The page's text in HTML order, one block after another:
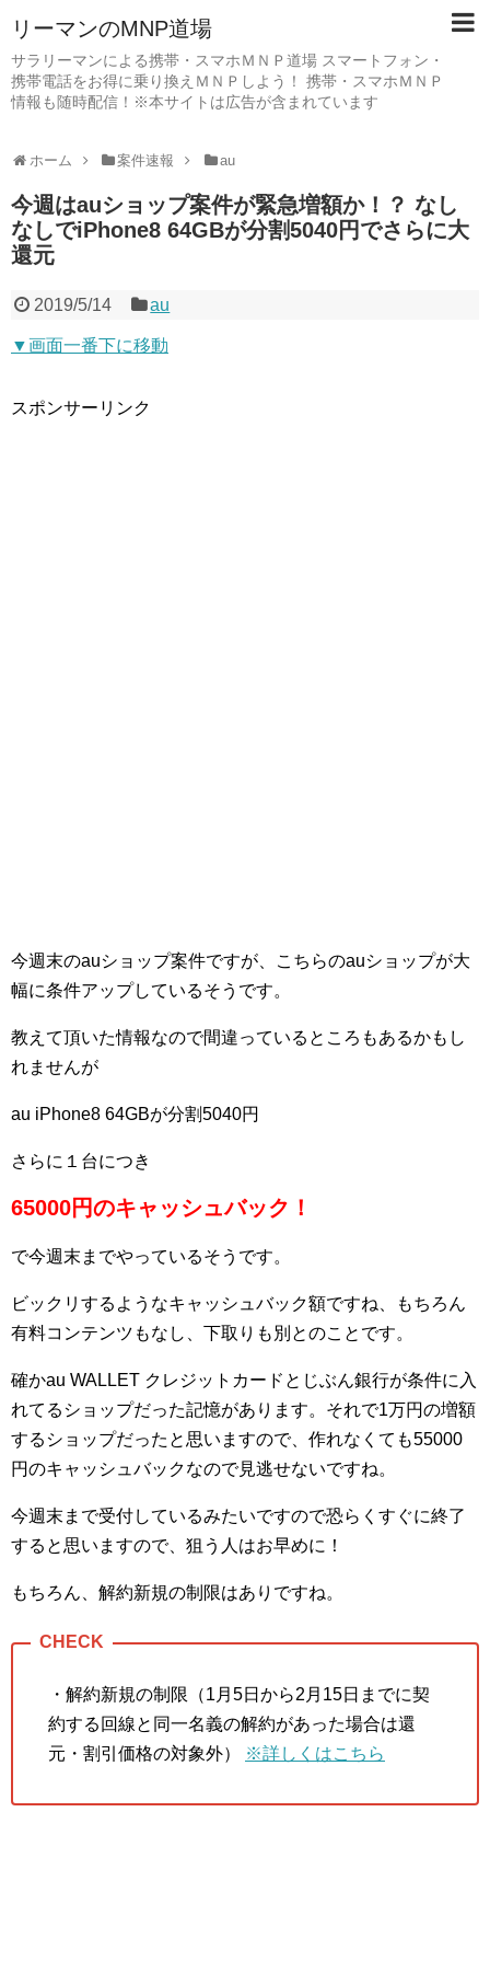
リーマンのMNP道場
サラリーマンによる携帯・スマホＭＮＰ道場 スマートフォン・
携帯電話をお得に乗り換えＭＮＰしよう！ 携帯・スマホＭＮＰ
情報も随時配信！※本サイトは広告が含まれています
ホーム 案件速報 au
今週はauショップ案件が緊急増額か！？ なし
なしでiPhone8 64GBが分割5040円でさらに大
還元
2019/5/14 au
▼画面一番下に移動
スポンサーリンク
今週末のauショップ案件ですが、こちらのauショップが大
幅に条件アップしているそうです。
教えて頂いた情報なので間違っているところもあるかもし
れませんが
au iPhone8 64GBが分割5040円
さらに１台につき
65000円のキャッシュバック！
で今週末までやっているそうです。
ビックリするようなキャッシュバック額ですね、もちろん
有料コンテンツもなし、下取りも別とのことです。
確かau WALLET クレジットカードとじぶん銀行が条件に入
れてるショップだった記憶があります。それで1万円の増額
するショップだったと思いますので、作れなくても55000
円のキャッシュバックなので見逃せないですね。
今週末まで受付しているみたいですので恐らくすぐに終了
すると思いますので、狙う人はお早めに！
もちろん、解約新規の制限はありですね。
・解約新規の制限（1月5日から2月15日までに契
約する回線と同一名義の解約があった場合は還
元・割引価格の対象外）
※詳しくはこちら